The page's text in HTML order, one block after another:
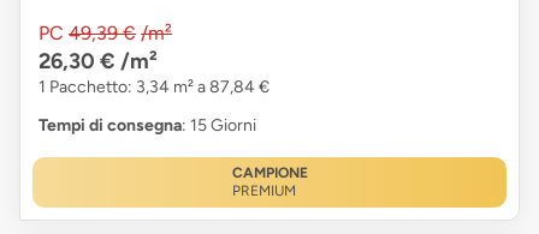
PC 49,39 € /m²
26,30 € /m²
1 Pacchetto: 3,34 m² a 87,84 €
Tempi di consegna: 15 Giorni
CAMPIONE
PREMIUM